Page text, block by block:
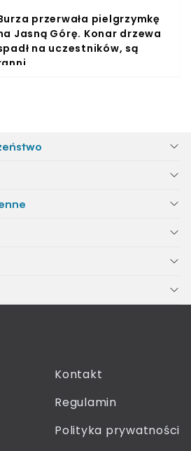
przerwała pielgrzymkę
Jasną Górę. Konar drzewa
na uczestników, są
Kontakt
Regulamin
Polityka prywatności